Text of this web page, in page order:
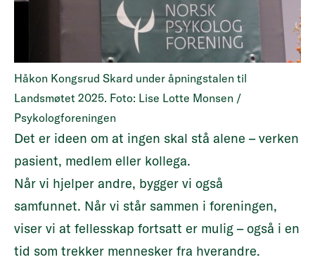
Håkon Kongsrud Skard under åpningstalen til
Landsmøtet 2025. Foto: Lise Lotte Monsen /
Psykologforeningen
Det er ideen om at ingen skal stå alene – verken
pasient, medlem eller kollega.
Når vi hjelper andre, bygger vi også
samfunnet. Når vi står sammen i foreningen,
viser vi at fellesskap fortsatt er mulig – også i en
tid som trekker mennesker fra hverandre.